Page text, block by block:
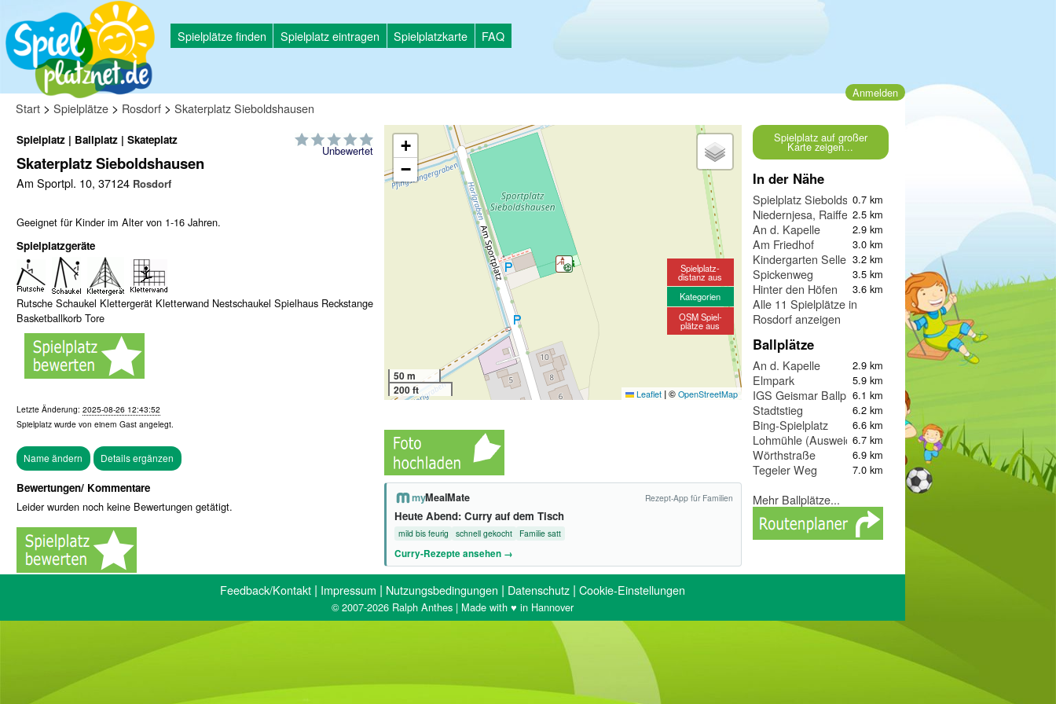
Spielplätze finden Spielplatz eintragen Spielplatzkarte FAQ
Anmelden
Start > Spielplätze > Rosdorf > Skaterplatz Sieboldshausen
Unbewertet
Spielplatz | Ballplatz | Skateplatz
Skaterplatz Sieboldshausen
Am Sportpl. 10, 37124 Rosdorf
Geeignet für Kinder im Alter von 1-16 Jahren.
Spielplatzgeräte
Rutsche Schaukel Klettergerät Kletterwand Nestschaukel Spielhaus Reckstange
Basketballkorb Tore
Letzte Änderung: 2025-08-26 12:43:52
Spielplatz wurde von einem Gast angelegt.
Bewertungen/ Kommentare
Leider wurden noch keine Bewertungen getätigt.
+
−
50 m
200 ft
Leaflet |© OpenStreetMap
Spielplatz-
distanz aus
Kategorien
OSM Spiel-
plätze aus
myMealMate Rezept-App für Familien
Heute Abend: Curry auf dem Tisch
mild bis feurig schnell gekocht Familie satt
Curry-Rezepte ansehen →
Spielplatz auf großer
Karte zeigen...
In der Nähe
Spielplatz Sieboldshausen
0.7 km
Niedernjesa, Raiffeisenstraße
2.5 km
An d. Kapelle 2.9 km
Am Friedhof 3.0 km
Kindergarten Sellenfreid
3.2 km
Spickenweg 3.5 km
Hinter den Höfen 3.6 km
Alle 11 Spielplätze in
Rosdorf anzeigen
Ballplätze
An d. Kapelle 2.9 km
Elmpark 5.9 km
IGS Geismar Ballplatz6.1 km
Stadtstieg 6.2 km
Bing-Spielplatz 6.6 km
Lohmühle (Ausweichspielplatz für P-Cafe Spielplatz)
6.7 km
Wörthstraße 6.9 km
Tegeler Weg 7.0 km
Mehr Ballplätze...
Feedback/Kontakt | Impressum | Nutzungsbedingungen | Datenschutz | Cookie-Einstellungen
© 2007-2026 Ralph Anthes | Made with ♥ in Hannover